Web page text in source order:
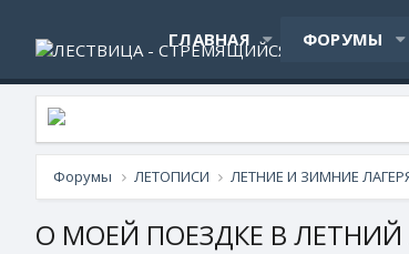
ГЛАВНАЯ ФОРУМЫ
Форумы ЛЕТОПИСИ ЛЕТНИЕ И ЗИМНИЕ
О МОЕЙ ПОЕЗДКЕ В